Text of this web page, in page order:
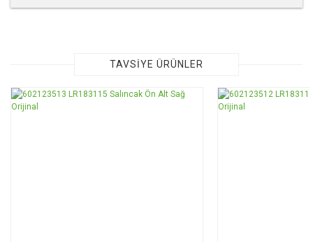
Görüş ve önerileriniz için teşekkür ederiz.
Ürün resmi kalitesiz, bozuk veya görüntülenemiyor.
TAVSİYE ÜRÜNLER